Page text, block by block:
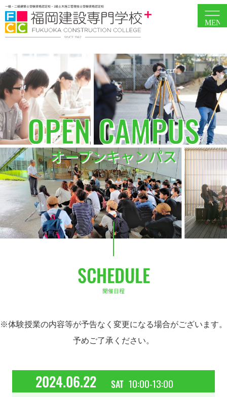
一級・二級建築士受験資格認定校・1級土木施工管理技士受験資格認定校
MENU
OPEN CAMPUS
オープンキャンパス
SCHEDULE
開催日程
※体験授業の内容等が予告なく変更になる場合がございます。
予めご了承ください。
2024.06.22 SAT 10:00-13:00